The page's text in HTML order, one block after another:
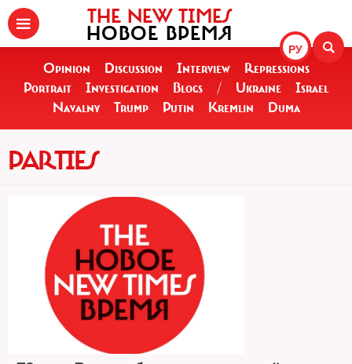
РУ
THE NEW TIMES
НОВОЕ ВРЕМЯ
Opinion Discussion Interview
Repressions
Portrait
Investigation Blogs / Ukraine
Israel
Navalny
Trump Putin Kremlin Duma
PARTIES